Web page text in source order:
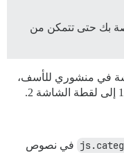
بك حتى تتمكن من
في منشوري للأسف،
في نصوص